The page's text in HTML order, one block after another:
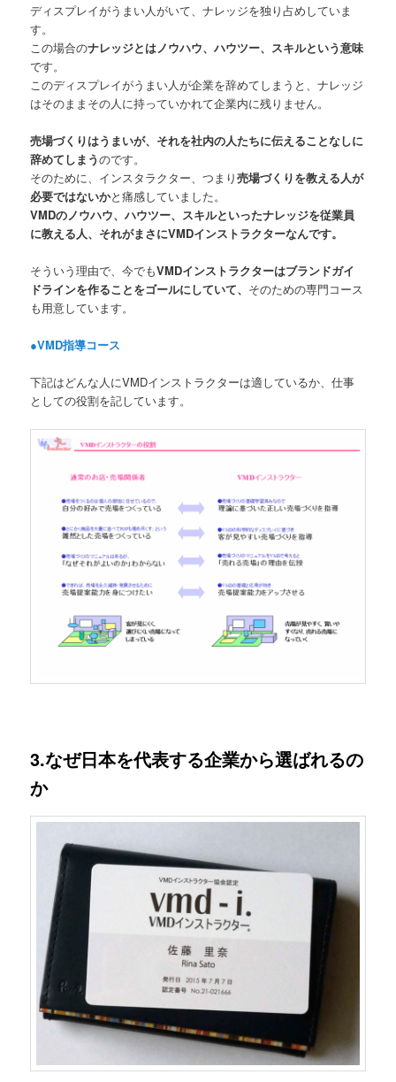
ディスプレイがうまい人がいて、ナレッジを独り占めしていま
す。
この場合のナレッジとはノウハウ、ハウツー、スキルという意味
です。
このディスプレイがうまい人が企業を辞めてしまうと、ナレッジ
はそのままその人に持っていかれて企業内に残りません。
売場づくりはうまいが、それを社内の人たちに伝えることなしに
辞めてしまうのです。
そのために、インスタラクター、つまり売場づくりを教える人が
必要ではないかと痛感していました。
VMDのノウハウ、ハウツー、スキルといったナレッジを従業員
に教える人、それがまさにVMDインストラクターなんです。
そういう理由で、今でもVMDインストラクターはブランドガイ
ドラインを作ることをゴールにしていて、 そのための専門コース
も用意しています。
●VMD指導コース
下記はどんな人にVMDインストラクターは適しているか、仕事
としての役割を記しています。
3.なぜ日本を代表する企業から選ばれるの
か